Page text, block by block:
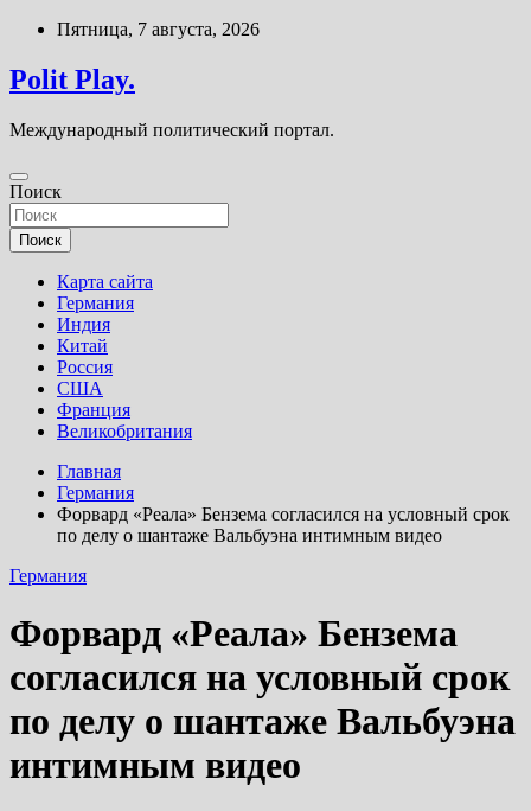
Перейти
содержимому
Пятница, 7 августа, 2026
Polit Play.
Международный политический портал.
Поиск
Поиск
Карта сайта
Германия
Индия
Китай
Россия
США
Франция
Великобритания
Главная
Германия
Форвард «Реала» Бензема согласился на условный срок
по делу о шантаже Вальбуэна интимным видео
Германия
Форвард «Реала» Бензема
согласился на условный срок
по делу о шантаже Вальбуэна
интимным видео